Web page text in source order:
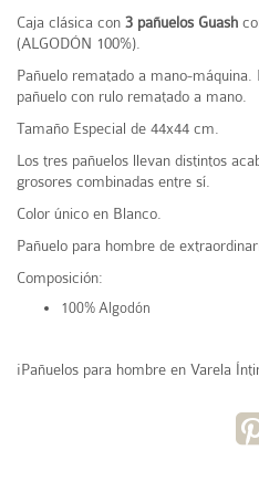
Caja clásica con 3 pañuelos Guash
(ALGODÓN 100%).
Pañuelo rematado a mano-máquina.
pañuelo con rulo rematado a mano.
Tamaño Especial de 44x44 cm.
Los tres pañuelos llevan distintos
grosores combinadas entre sí.
Color único en Blanco.
Pañuelo para hombre de
Composición:
100% Algodón
¡Pañuelos para hombre en Varela